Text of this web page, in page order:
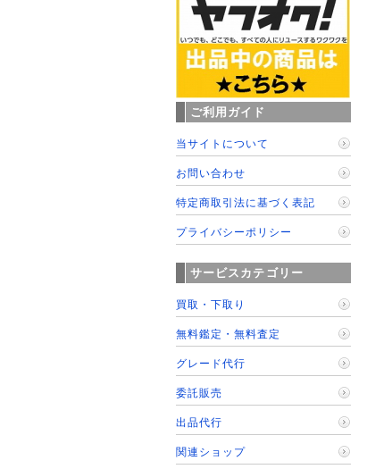
ご利用ガイド
当サイトについて
お問い合わせ
特定商取引法に基づく表記
プライバシーポリシー
サービスカテゴリー
買取・下取り
無料鑑定・無料査定
グレード代行
委託販売
出品代行
関連ショップ